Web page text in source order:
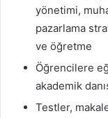
yönetimi,
pazarlama
ve öğretme
Öğrencilere
akademik
Testler,